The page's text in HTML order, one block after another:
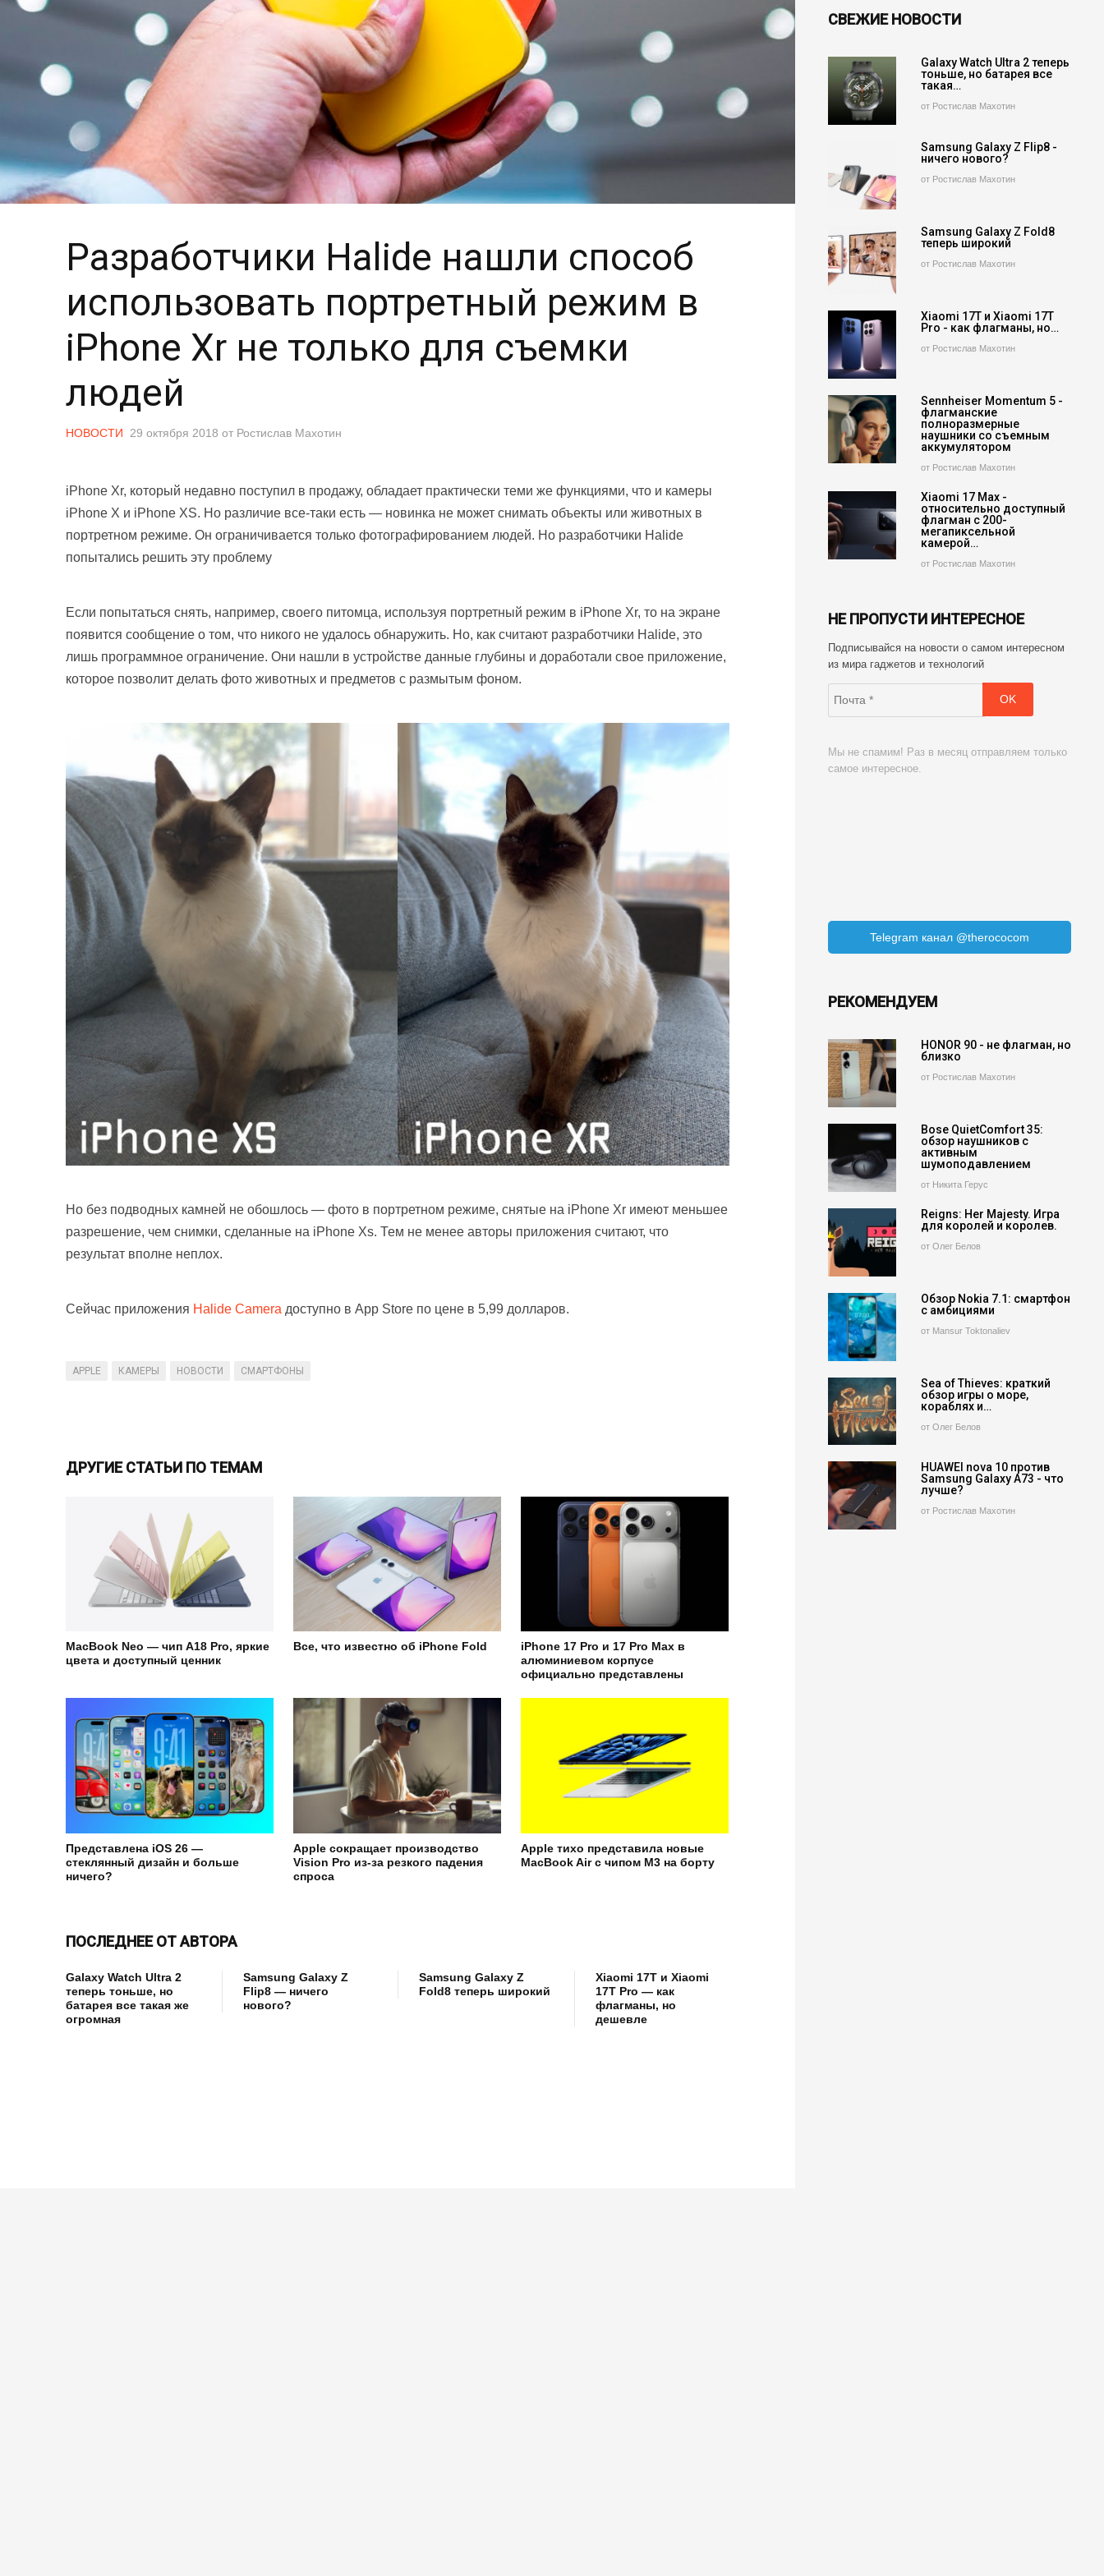
Разработчики Halide нашли способ
использовать портретный режим в
iPhone Xr не только для съемки
людей
НОВОСТИ 29 октября 2018 от Ростислав Махотин
iPhone Xr, который недавно поступил в продажу, обладает практически теми же функциями, что и камеры
iPhone X и iPhone XS. Но различие все-таки есть — новинка не может снимать объекты или животных в
портретном режиме. Он ограничивается только фотографированием людей. Но разработчики Halide
попытались решить эту проблему
Если попытаться снять, например, своего питомца, используя портретный режим в iPhone Xr, то на экране
появится сообщение о том, что никого не удалось обнаружить. Но, как считают разработчики Halide, это
лишь программное ограничение. Они нашли в устройстве данные глубины и доработали свое приложение,
которое позволит делать фото животных и предметов с размытым фоном.
Но без подводных камней не обошлось — фото в портретном режиме, снятые на iPhone Xr имеют меньшее
разрешение, чем снимки, сделанные на iPhone Xs. Тем не менее авторы приложения считают, что
результат вполне неплох.
Сейчас приложения Halide Camera доступно в App Store по цене в 5,99 долларов.
APPLE КАМЕРЫ НОВОСТИ СМАРТФОНЫ
ДРУГИЕ СТАТЬИ ПО ТЕМАМ
MacBook Neo — чип A18 Pro, яркие
цвета и доступный ценник
Все, что известно об iPhone Fold
iPhone 17 Pro и 17 Pro Max в
алюминиевом корпусе
официально представлены
Представлена iOS 26 —
стеклянный дизайн и больше
ничего?
Apple сокращает производство
Vision Pro из-за резкого падения
спроса
Apple тихо представила новые
MacBook Air с чипом M3 на борту
ПОСЛЕДНЕЕ ОТ АВТОРА
Galaxy Watch Ultra 2
теперь тоньше, но
батарея все такая же
огромная
Samsung Galaxy Z
Flip8 — ничего
нового?
Samsung Galaxy Z
Fold8 теперь широкий
Xiaomi 17T и Xiaomi
17T Pro — как
флагманы, но
дешевле
СВЕЖИЕ НОВОСТИ
Galaxy Watch Ultra 2 теперь
тоньше, но батарея все
такая…
от Ростислав Махотин
Samsung Galaxy Z Flip8 -
ничего нового?
от Ростислав Махотин
Samsung Galaxy Z Fold8
теперь широкий
от Ростислав Махотин
Xiaomi 17T и Xiaomi 17T
Pro - как флагманы, но…
от Ростислав Махотин
Sennheiser Momentum 5 -
флагманские
полноразмерные
наушники со съемным
аккумулятором
от Ростислав Махотин
Xiaomi 17 Max -
относительно доступный
флагман с 200-
мегапиксельной
камерой…
от Ростислав Махотин
НЕ ПРОПУСТИ ИНТЕРЕСНОЕ
Подписывайся на новости о самом интересном
из мира гаджетов и технологий
Мы не спамим! Раз в месяц отправляем только
самое интересное.
Telegram канал @therococom
РЕКОМЕНДУЕМ
HONOR 90 - не флагман, но
близко
от Ростислав Махотин
Bose QuietComfort 35:
обзор наушников с
активным
шумоподавлением
от Никита Герус
Reigns: Her Majesty. Игра
для королей и королев.
от Олег Белов
Обзор Nokia 7.1: смартфон
с амбициями
от Mansur Toktonaliev
Sea of Thieves: краткий
обзор игры о море,
кораблях и…
от Олег Белов
HUAWEI nova 10 против
Samsung Galaxy A73 - что
лучше?
от Ростислав Махотин